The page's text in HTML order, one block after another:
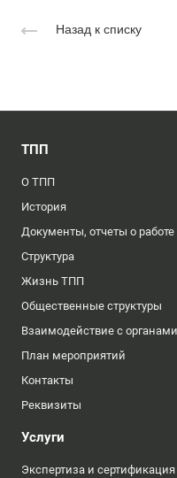
Назад к списку
ТПП
О ТПП
История
Документы, отчеты о работе
Структура
Жизнь ТПП
Общественные структуры
Взаимодействие с
План мероприятий
Контакты
Реквизиты
Услуги
Экспертиза и сертификация